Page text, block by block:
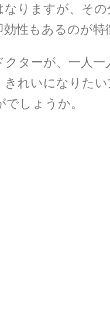
りますが、その
性もあるのが特
ターが、一人
れいになりた
しょうか。